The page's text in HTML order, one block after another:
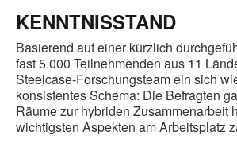
KENNTNISSTAND
Basierend auf einer kürzlich
fast 5.000 Teilnehmenden aus 11
Steelcase-Forschungsteam ein sich
konsistentes Schema: Die Befragten
Räume zur hybriden Zusammenarbeit
wichtigsten Aspekten am Arbeitsplatz